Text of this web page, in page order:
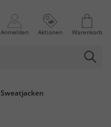
Anmelden Aktionen Warenkorb
Sweatjacken